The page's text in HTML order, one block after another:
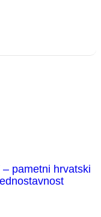
pametni hrvatski